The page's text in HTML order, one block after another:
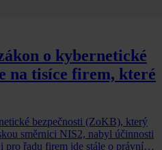
o kybernetické
na tisíce firem, které
bezpečnosti (ZoKB), který
směrnici NIS2, nabyl účinnosti
pro řadu firem jde stále o právní